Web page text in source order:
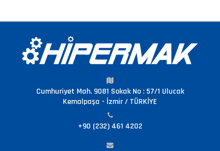
Cumhuriyet Mah. 9081 Sokak No : 57/1 Ulucak
Kemalpaşa - İzmir / TÜRKİYE
+90 (232) 461 4202